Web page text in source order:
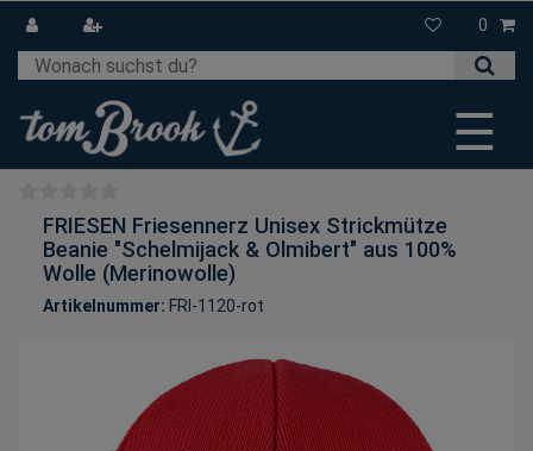
0
☰
FRIESEN Friesennerz Unisex Strickmütze
Beanie "Schelmijack & Olmibert" aus 100%
Wolle (Merinowolle)
Artikelnummer: FRI-1120-rot